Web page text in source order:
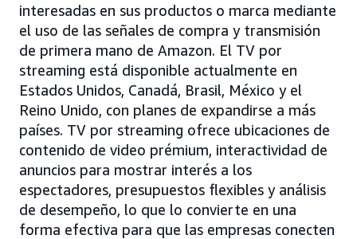
interesadas en sus productos o marca mediante
el uso de las señales de compra y transmisión
de primera mano de Amazon. El TV por
streaming está disponible actualmente en
Estados Unidos, Canadá, Brasil, México y el
Reino Unido, con planes de expandirse a más
países. TV por streaming ofrece ubicaciones de
contenido de video prémium, interactividad de
anuncios para mostrar interés a los
espectadores, presupuestos flexibles y análisis
de desempeño, lo que lo convierte en una
forma efectiva para que las empresas conecten